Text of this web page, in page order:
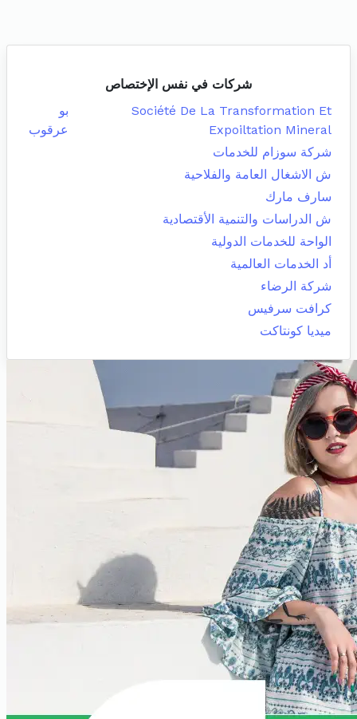
شركات في نفس الإختصاص
Société De La Transformation Et
Expoiltation Mineral
بو
عرقوب
شركة سوزام للخدمات
ش الاشغال العامة والفلاحية
سارف مارك
ش الدراسات والتنمية الأقتصادية
الواحة للخدمات الدولية
أد الخدمات العالمية
شركة الرضاء
كرافت سرفيس
ميديا كونتاكت